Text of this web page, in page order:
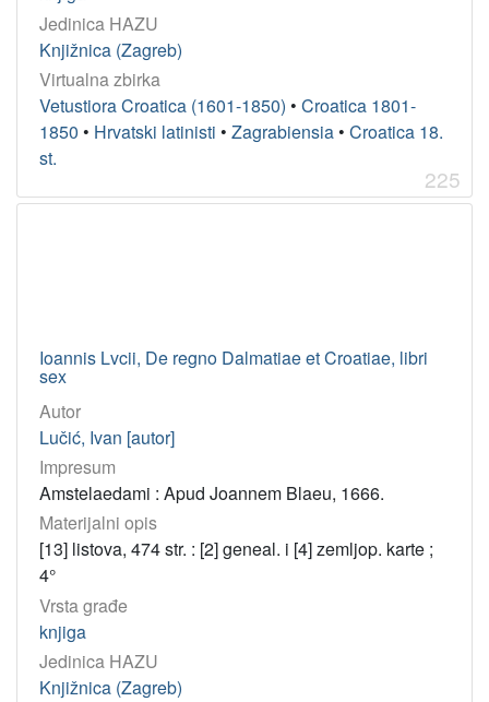
Jedinica HAZU
Knjižnica (Zagreb)
Virtualna zbirka
Vetustiora Croatica (1601-1850) • Croatica 1801-
1850 • Hrvatski latinisti • Zagrabiensia • Croatica 18.
st.
225
Ioannis Lvcii, De regno Dalmatiae et Croatiae, libri
sex
Autor
Lučić, Ivan [autor]
Impresum
Amstelaedami : Apud Joannem Blaeu, 1666.
Materijalni opis
[13] listova, 474 str. : [2] geneal. i [4] zemljop. karte ;
4°
Vrsta građe
knjiga
Jedinica HAZU
Knjižnica (Zagreb)